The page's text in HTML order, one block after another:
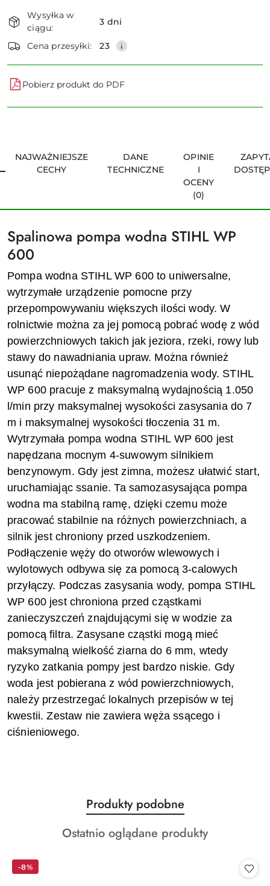
i
dostawa
Wysyłka w
ciągu:
3 dni
Cena przesyłki: 23
Pobierz produkt do PDF
NAJWAŻNIEJSZE
CECHY
DANE
TECHNICZNE
OPINIE
I
OCENY
(0)
Spalinowa pompa wodna STIHL WP
600
Pompa wodna STIHL WP 600 to uniwersalne,
wytrzymałe urządzenie pomocne przy
przepompowywaniu większych ilości wody. W
rolnictwie można za jej pomocą pobrać wodę z wód
powierzchniowych takich jak jeziora, rzeki, rowy lub
stawy do nawadniania upraw. Można również
usunąć niepożądane nagromadzenia wody. STIHL
WP 600 pracuje z maksymalną wydajnością 1.050
l/min przy maksymalnej wysokości zasysania do 7
m i maksymalnej wysokości tłoczenia 31 m.
Wytrzymała pompa wodna STIHL WP 600 jest
napędzana mocnym 4-suwowym silnikiem
benzynowym. Gdy jest zimna, możesz ułatwić start,
uruchamiając ssanie. Ta samozasysająca pompa
wodna ma stabilną ramę, dzięki czemu może
pracować stabilnie na różnych powierzchniach, a
silnik jest chroniony przed uszkodzeniem.
Podłączenie węży do otworów wlewowych i
wylotowych odbywa się za pomocą 3-calowych
przyłączy. Podczas zasysania wody, pompa STIHL
WP 600 jest chroniona przed cząstkami
zanieczyszczeń znajdującymi się w wodzie za
pomocą filtra. Zasysane cząstki mogą mieć
maksymalną wielkość ziarna do 6 mm, wtedy
ryzyko zatkania pompy jest bardzo niskie. Gdy
woda jest pobierana z wód powierzchniowych,
należy przestrzegać lokalnych przepisów w tej
kwestii. Zestaw nie zawiera węża ssącego i
ciśnieniowego.
Pomiń karuzelę produktów
Produkty
o
statusie:
Produkty podobne
Produkty
Ostatnio oglądane produkty
-8%